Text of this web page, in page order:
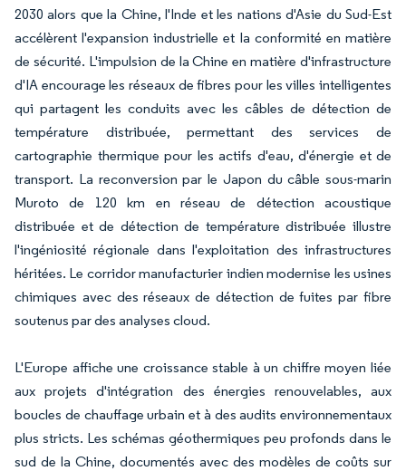
2030 alors que la Chine, l'Inde et les nations d'Asie du Sud-Est
accélèrent l'expansion industrielle et la conformité en matière
de sécurité. L'impulsion de la Chine en matière d'infrastructure
d'IA encourage les réseaux de fibres pour les villes intelligentes
qui partagent les conduits avec les câbles de détection de
température distribuée, permettant des services de
cartographie thermique pour les actifs d'eau, d'énergie et de
transport. La reconversion par le Japon du câble sous-marin
Muroto de 120 km en réseau de détection acoustique
distribuée et de détection de température distribuée illustre
l'ingéniosité régionale dans l'exploitation des infrastructures
héritées. Le corridor manufacturier indien modernise les usines
chimiques avec des réseaux de détection de fuites par fibre
soutenus par des analyses cloud.
L'Europe affiche une croissance stable à un chiffre moyen liée
aux projets d'intégration des énergies renouvelables, aux
boucles de chauffage urbain et à des audits environnementaux
plus stricts. Les schémas géothermiques peu profonds dans le
sud de la Chine, documentés avec des modèles de coûts sur